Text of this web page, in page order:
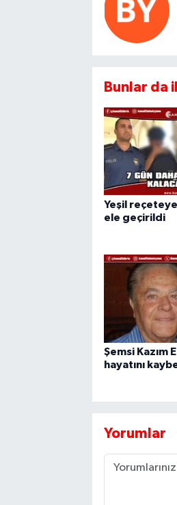
Bunlar da
Yeşil
ele geçirildi
Şemsi Kazım
hayatını
Yorumlar